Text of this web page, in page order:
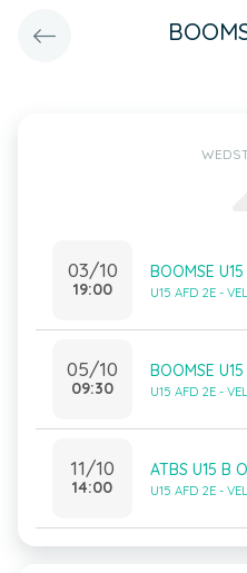
03/10
19:00
BOOMSE
U15 AFD 2E -
05/10
09:30
BOOMSE
U15 AFD 2E -
11/10
14:00
ATBS U15 B
U15 AFD 2E -